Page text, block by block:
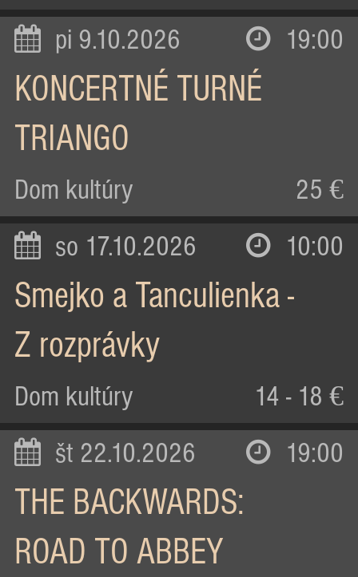
pi 9.10.2026 19:00
KONCERTNÉ TURNÉ
TRIANGO
Dom kultúry 25 €
so 17.10.2026 10:00
Smejko a Tanculienka -
Z rozprávky
Dom kultúry 14 - 18 €
št 22.10.2026 19:00
THE BACKWARDS:
ROAD TO ABBEY